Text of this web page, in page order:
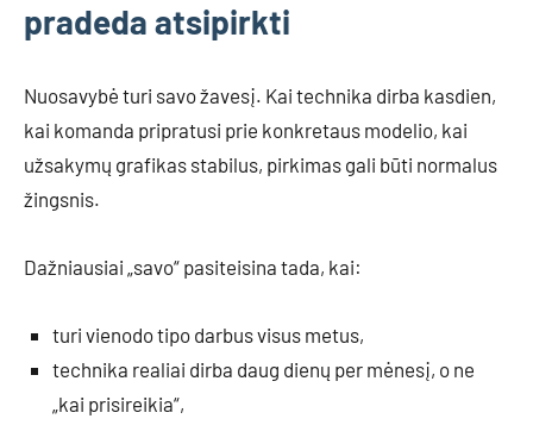
pradeda atsipirkti
Nuosavybė turi savo žavesį. Kai technika dirba kasdien,
kai komanda pripratusi prie konkretaus modelio, kai
užsakymų grafikas stabilus, pirkimas gali būti normalus
žingsnis.
Dažniausiai „savo“ pasiteisina tada, kai:
turi vienodo tipo darbus visus metus,
technika realiai dirba daug dienų per mėnesį, o ne
„kai prisireikia“,